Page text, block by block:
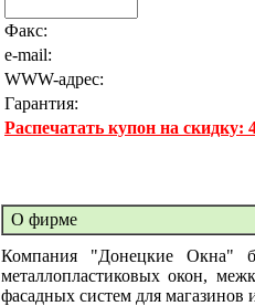
Факс:
e-mail:
WWW-адрес:
Гарантия:
Распечатать купон на скидку:
О фирме
Компания "Донецкие Окна"
металлопластиковых окон,
фасадных систем для магазинов